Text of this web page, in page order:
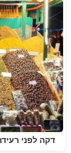
דקה לפני